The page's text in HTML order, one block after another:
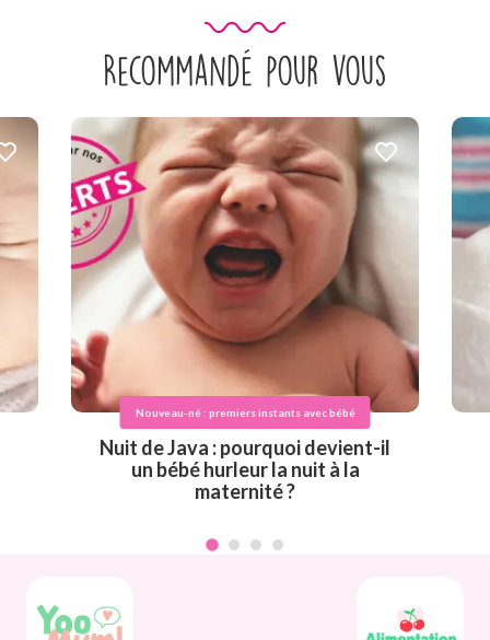
Recommandé pour vous
Nouveau-né : premiers instants avec bébé
Nuit de Java : pourquoi devient-il
un bébé hurleur la nuit à la
maternité ?